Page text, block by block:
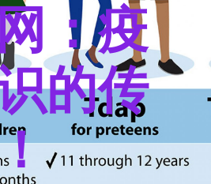
：疫
的传